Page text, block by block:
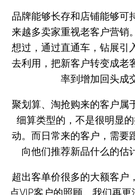
品牌能够长存和店铺能够可
来越多卖家重视老客户营销
想过，通过直通车，钻展引
去利用，把新客户转变成老
率到增加回头成
聚划算、淘抢购来的客户属
细算类型的，不是很明显
动。而日常来的客户，需要
向他们推荐新品什么的估
超出客单价很多的大额客户
点VIP客户的照顾。我们再